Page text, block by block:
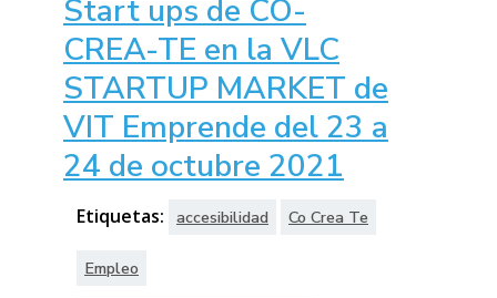
Start ups de CO-
CREA-TE en la VLC
STARTUP MARKET de
VIT Emprende del 23 a
24 de octubre 2021
Etiquetas: accesibilidad Co Crea Te
Empleo